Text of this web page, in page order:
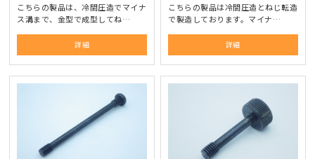
こちらの製品は、冷間圧造でマイナ
ス溝まで、金型で成型してね…
詳細
こちらの製品は冷間圧造とねじ転造
で製造しております。マイナ…
詳細